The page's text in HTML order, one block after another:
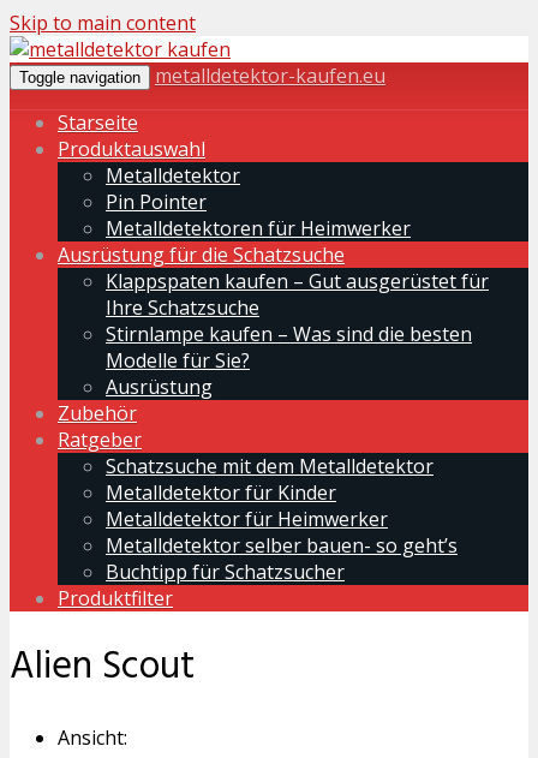
Skip to main content
Toggle navigation
metalldetektor-kaufen.eu
Starseite
Produktauswahl
Metalldetektor
Pin Pointer
Metalldetektoren für Heimwerker
Ausrüstung für die Schatzsuche
Klappspaten kaufen – Gut ausgerüstet für
Ihre Schatzsuche
Stirnlampe kaufen – Was sind die besten
Modelle für Sie?
Ausrüstung
Zubehör
Ratgeber
Schatzsuche mit dem Metalldetektor
Metalldetektor für Kinder
Metalldetektor für Heimwerker
Metalldetektor selber bauen- so geht’s
Buchtipp für Schatzsucher
Produktfilter
Alien Scout
Ansicht: